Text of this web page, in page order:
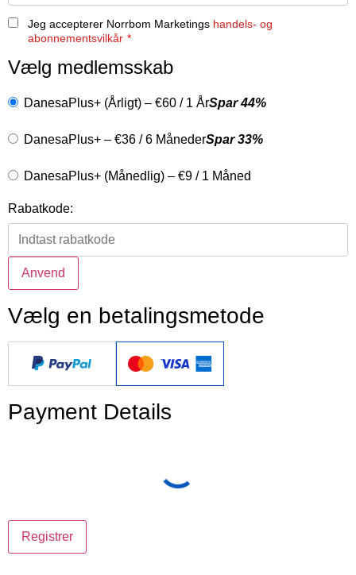
Jeg accepterer Norrbom Marketings handels- og
abonnementsvilkår *
Vælg medlemsskab
DanesaPlus+ (Årligt) – €60 / 1 ÅrSpar 44%
DanesaPlus+ – €36 /6 MånederSpar 33%
DanesaPlus+ (Månedlig) – €9 / 1 Måned
Rabatkode:
Vælg en betalingsmetode
Payment Details